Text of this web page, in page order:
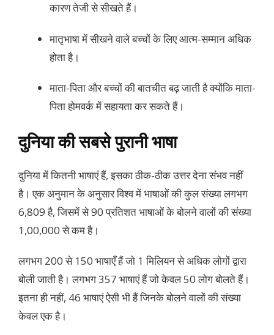
कारण तेजी से सीखते हैं।
मातृभाषा में सीखने वाले बच्चों के लिए आत्म-सम्मान अधिक
होता है।
माता-पिता और बच्चों की बातचीत बढ़ जाती है क्योंकि माता-
पिता होमवर्क में सहायता कर सकते हैं।
दुनिया की सबसे पुरानी भाषा
दुनिया में कितनी भाषाएं हैं, इसका ठीक-ठीक उत्तर देना संभव नहीं
है। एक अनुमान के अनुसार विश्व में भाषाओं की कुल संख्या लगभग
6,809 है, जिसमें से 90 प्रतिशत भाषाओं के बोलने वालों की संख्या
1,00,000 से कम है।
लगभग 200 से 150 भाषाएँ हैं जो 1 मिलियन से अधिक लोगों द्वारा
बोली जाती है। लगभग 357 भाषाएं हैं जो केवल 50 लोग बोलते हैं।
इतना ही नहीं, 46 भाषाएं ऐसी भी हैं जिनके बोलने वालों की संख्या
केवल एक है।